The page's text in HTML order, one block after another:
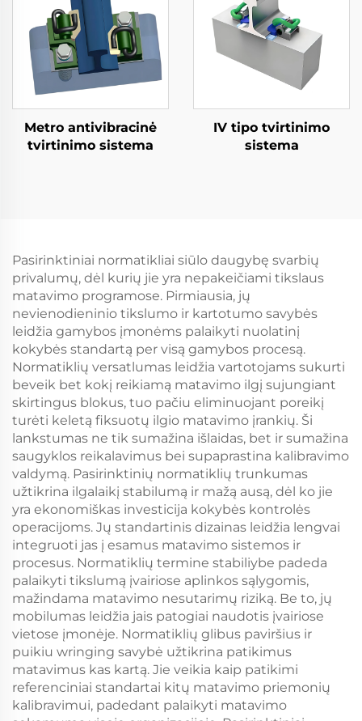
Metro antivibracinė
tvirtinimo sistema
IV tipo tvirtinimo
sistema
Pasirinktiniai normatikliai siūlo daugybę svarbių
privalumų, dėl kurių jie yra nepakeičiami tikslaus
matavimo programose. Pirmiausia, jų
nevienodieninio tikslumo ir kartotumo savybės
leidžia gamybos įmonėms palaikyti nuolatinį
kokybės standartą per visą gamybos procesą.
Normatiklių versatlumas leidžia vartotojams sukurti
beveik bet kokį reikiamą matavimo ilgį sujungiant
skirtingus blokus, tuo pačiu eliminuojant poreikį
turėti keletą fiksuotų ilgio matavimo įrankių. Ši
lankstumas ne tik sumažina išlaidas, bet ir sumažina
saugyklos reikalavimus bei supaprastina kalibravimo
valdymą. Pasirinktinių normatiklių trunkumas
užtikrina ilgalaikį stabilumą ir mažą ausą, dėl ko jie
yra ekonomiškas investicija kokybės kontrolės
operacijoms. Jų standartinis dizainas leidžia lengvai
integruoti jas į esamus matavimo sistemos ir
procesus. Normatiklių termine stabiliybe padeda
palaikyti tikslumą įvairiose aplinkos sąlygomis,
mažindama matavimo nesutarimų riziką. Be to, jų
mobilumas leidžia jais patogiai naudotis įvairiose
vietose įmonėje. Normatiklių glibus paviršius ir
puikiu wringing savybė užtikrina patikimus
matavimus kas kartą. Jie veikia kaip patikimi
referenciniai standartai kitų matavimo priemonių
kalibravimui, padedant palaikyti matavimo